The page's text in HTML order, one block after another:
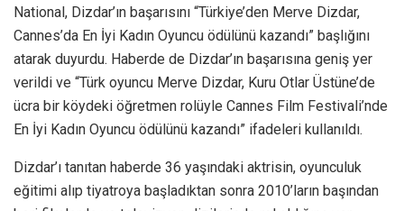
National, Dizdar’ın başarısını “Türkiye’den Merve Dizdar,
Cannes’da En İyi Kadın Oyuncu ödülünü kazandı” başlığını
atarak duyurdu. Haberde de Dizdar’ın başarısına geniş yer
verildi ve “Türk oyuncu Merve Dizdar, Kuru Otlar Üstüne’de
ücra bir köydeki öğretmen rolüyle Cannes Film Festivali’nde
En İyi Kadın Oyuncu ödülünü kazandı” ifadeleri kullanıldı.
Dizdar’ı tanıtan haberde 36 yaşındaki aktrisin, oyunculuk
eğitimi alıp tiyatroya başladıktan sonra 2010’ların başından